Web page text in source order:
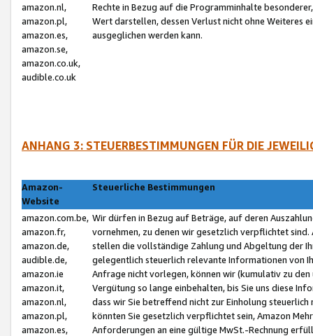
amazon.nl,
amazon.pl,
amazon.es,
amazon.se,
amazon.co.uk,
audible.co.uk
Rechte in Bezug auf die Programminhalte
Wert darstellen, dessen Verlust nicht ohne Weiteres
ausgeglichen werden kann.
ANHANG 3: STEUERBESTIMMUNGEN FÜR DIE
Amazon-
Website
Steuerliche Bestimmungen
amazon.com.be,
amazon.fr,
amazon.de,
audible.de,
amazon.ie
amazon.it,
amazon.nl,
amazon.pl,
amazon.es,
Wir dürfen in Bezug auf Beträge, auf deren
vornehmen, zu denen wir gesetzlich verpflichtet
stellen die vollständige Zahlung und Abgeltung der
gelegentlich steuerlich relevante Informationen von
Anfrage nicht vorlegen, können wir (kumulativ zu
Vergütung so lange einbehalten, bis Sie uns diese
dass wir Sie betreffend nicht zur Einholung
könnten Sie gesetzlich verpflichtet sein, Amazon
Anforderungen an eine gültige MwSt.-Rechnung